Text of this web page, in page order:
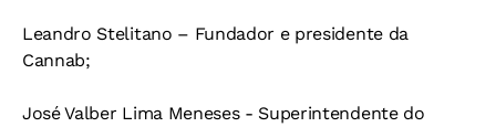
Leandro Stelitano – Fundador e presidente da
Cannab;
José Valber Lima Meneses - Superintendente do